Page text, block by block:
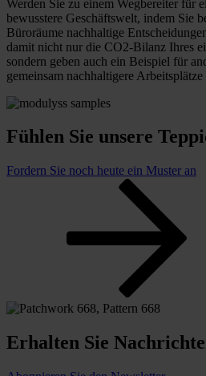
Werden Sie zu einem Wegbereiter für
bewusstere Geschäftswelt, indem Sie
Büroräume nachhaltige
damit nicht nur die CO2-Bilanz Ihres
sondern geben auch ein Beispiel für
gemeinsam nachhaltigere
Fühlen Sie unsere
Fordern Sie noch heute ein Muster an
Erhalten Sie